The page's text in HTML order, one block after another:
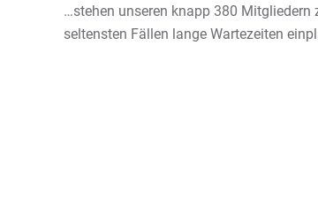
…stehen unseren knapp 380
seltensten Fällen lange Wartezeiten